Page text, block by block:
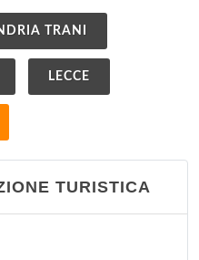
TRANI
LECCE
TURISTICA